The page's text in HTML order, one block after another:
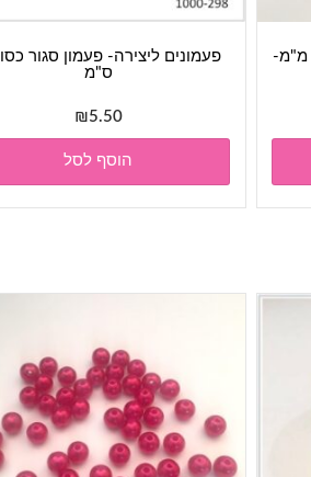
ס"מ
₪5.50
הוסף לסל
חרוזים- חרוזי פנינה פלסטיק- 10 מ"מ-